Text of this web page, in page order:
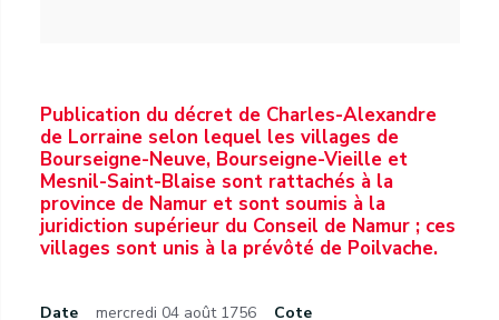
Publication du décret de Charles-Alexandre
de Lorraine selon lequel les villages de
Bourseigne-Neuve, Bourseigne-Vieille et
Mesnil-Saint-Blaise sont rattachés à la
province de Namur et sont soumis à la
juridiction supérieur du Conseil de Namur ; ces
villages sont unis à la prévôté de Poilvache.
Date mercredi 04 août 1756
Cote